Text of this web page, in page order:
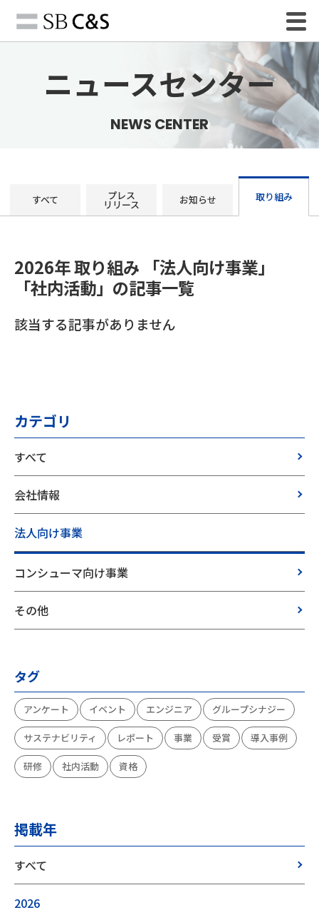
ニュースセンター
NEWS CENTER
すべて プレス
リリース お知らせ 取り組み
2026年 取り組み 「法人向け事業」
「社内活動」の記事一覧
該当する記事がありません
カテゴリ
すべて
会社情報
法人向け事業
コンシューマ向け事業
その他
タグ
アンケート イベント エンジニア グループシナジー
サステナビリティ レポート 事業 受賞 導入事例
研修 社内活動 資格
掲載年
すべて
2026